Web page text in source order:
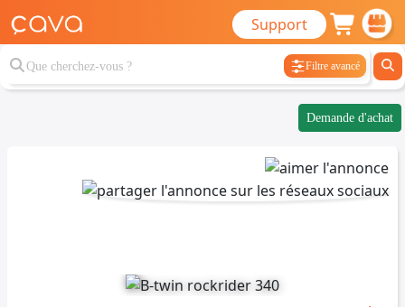
Support
Filtre avancé
Demande d'achat